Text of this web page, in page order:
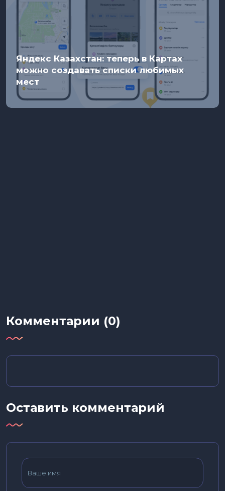
Яндекс Казахстан: теперь в Картах
можно создавать списки любимых
мест
Комментарии (0)
Оставить комментарий